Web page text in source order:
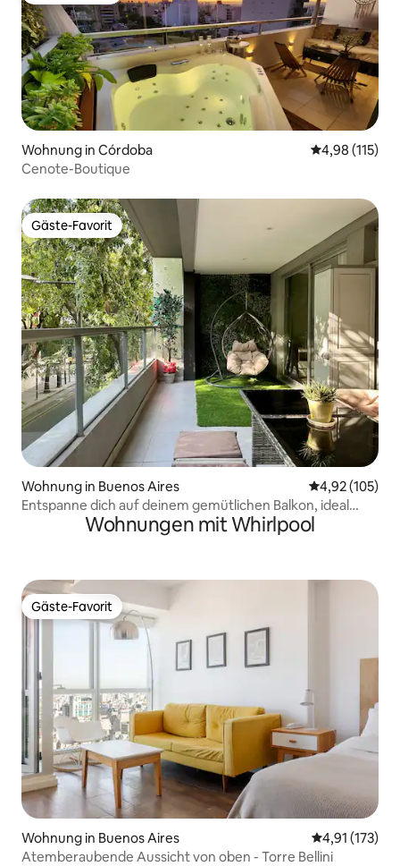
Wohnung in Córdoba
4,98 (115)
Cenote-Boutique
Gäste-Favorit
Gäste-Favorit
Wohnung in Buenos Aires
4,92 (105)
Entspanne dich auf deinem gemütlichen Balkon, ideal
zum Leute beobachten
Wohnungen mit Whirlpool
Gäste-Favorit
Gäste-Favorit
Wohnung in Buenos Aires
4,91 (173)
Atemberaubende Aussicht von oben - Torre Bellini